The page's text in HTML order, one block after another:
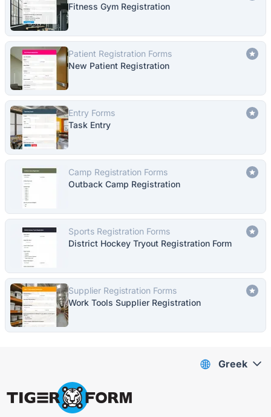
Fitness Gym Registration
Patient Registration Forms
New Patient Registration
Entry Forms
Task Entry
Camp Registration Forms
Outback Camp Registration
Sports Registration Forms
District Hockey Tryout Registration Form
Supplier Registration Forms
Work Tools Supplier Registration
Greek